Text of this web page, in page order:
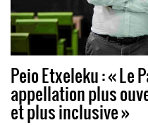
Peio Etxeleku : « Le
appellation plus
et plus inclusive »